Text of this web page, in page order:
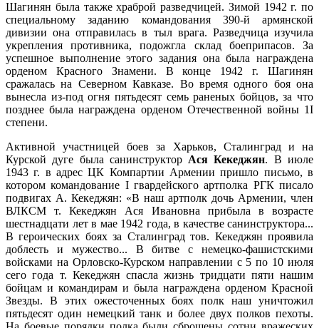
Шагинян была также храброй разведчицей. Зимой 1942 г. по
специальному заданию командования 390-й армянской
дивизии она отправилась в тыл врага. Разведчица изучила
укрепления противника, подожгла склад боеприпасов. За
успешное выполнение этого задания она была награждена
орденом Красного Знамени. В конце 1942 г. Шагинян
сражалась на Северном Кавказе. Во время одного боя она
вынесла из-под огня пятьдесят семь раненых бойцов, за что
позднее была награждена орденом Отечественной войны 1I
степени.
Активной участницей боев за Харьков, Сталинград и на
Курской дуге была санинструктор Ася Кекеджян. В июле
1943 г. в адрес ЦК Компартии Армении пришло письмо, в
котором командование I гвардейского артполка РГК писало
подвигах А. Кекеджян: «В наш артполк дочь Армении, член
ВЛКСМ т. Кекеджян Ася Ивановна прибыла в возрасте
шестнадцати лет в мае 1942 года, в качестве санинструктора...
В героических боях за Сталинград тов. Кекеджян проявила
доблесть и мужество... В битве с немецко-фашистскими
войсками на Орловско-Курском направлении с 5 по 10 июля
сего года т. Кекеджян спасла жизнь тридцати пяти нашим
бойцам и командирам и была награждена орденом Красной
Звезды. В этих ожесточенных боях полк наш уничтожил
пятьдесят один немецкий танк и более двух полков пехоты.